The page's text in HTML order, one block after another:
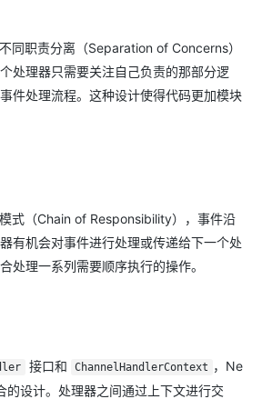
同职责分离（Separation of Concerns）
处理器只需要关注自己负责的那部分逻
件处理流程。这种设计使得代码更加模块
式（Chain of Responsibility），事件沿
有机会对事件进行处理或传递给下一个处
处理一系列需要顺序执行的操作。
接口和 ChannelHandlerContext ，Ne
设计。处理器之间通过上下文进行交